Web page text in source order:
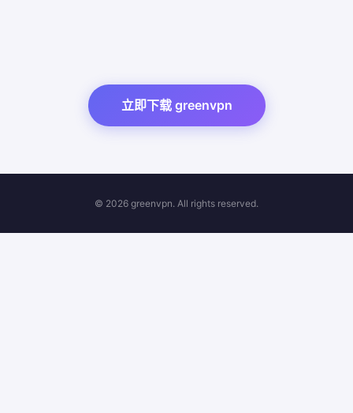
立即下载 greenvpn
© 2026 greenvpn. All rights reserved.